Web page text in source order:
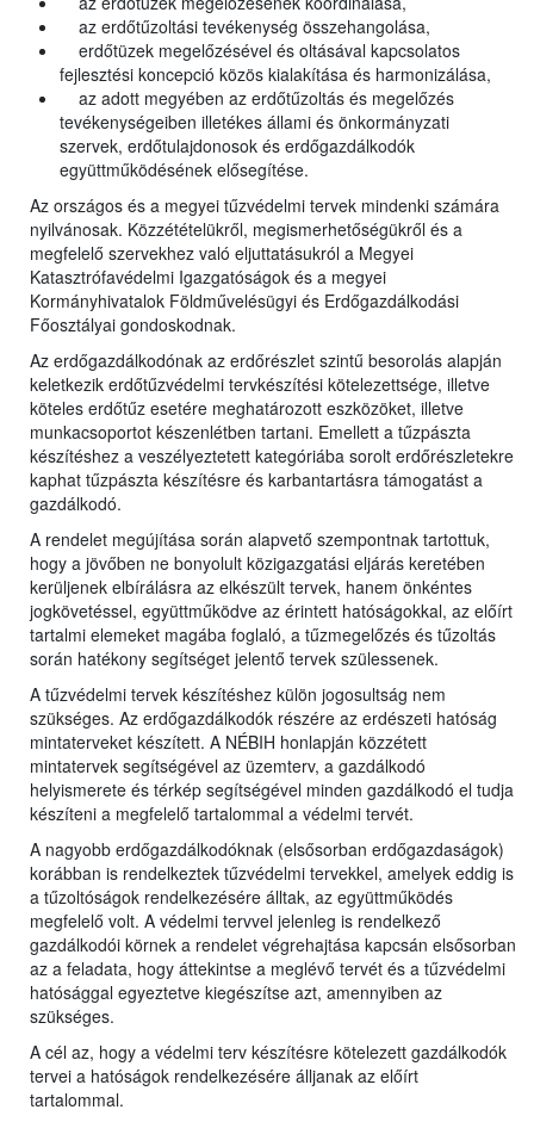
az erdőtűzoltási tevékenység összehangolása,
erdőtüzek megelőzésével és oltásával kapcsolatos
fejlesztési koncepció közös kialakítása és harmonizálása,
az adott megyében az erdőtűzoltás és megelőzés
tevékenységeiben illetékes állami és önkormányzati
szervek, erdőtulajdonosok és erdőgazdálkodók
együttműködésének elősegítése.
Az országos és a megyei tűzvédelmi tervek mindenki számára
nyilvánosak. Közzétételükről, megismerhetőségükről és a
megfelelő szervekhez való eljuttatásukról a Megyei
Katasztrófavédelmi Igazgatóságok és a megyei
Kormányhivatalok Földművelésügyi és Erdőgazdálkodási
Főosztályai gondoskodnak.
Az erdőgazdálkodónak az erdőrészlet szintű besorolás alapján
keletkezik erdőtűzvédelmi tervkészítési kötelezettsége, illetve
köteles erdőtűz esetére meghatározott eszközöket, illetve
munkacsoportot készenlétben tartani. Emellett a tűzpászta
készítéshez a veszélyeztetett kategóriába sorolt erdőrészletekre
kaphat tűzpászta készítésre és karbantartásra támogatást a
gazdálkodó.
A rendelet megújítása során alapvető szempontnak tartottuk,
hogy a jövőben ne bonyolult közigazgatási eljárás keretében
kerüljenek elbírálásra az elkészült tervek, hanem önkéntes
jogkövetéssel, együttműködve az érintett hatóságokkal, az előírt
tartalmi elemeket magába foglaló, a tűzmegelőzés és tűzoltás
során hatékony segítséget jelentő tervek szülessenek.
A tűzvédelmi tervek készítéshez külön jogosultság nem
szükséges. Az erdőgazdálkodók részére az erdészeti hatóság
mintaterveket készített. A NÉBIH honlapján közzétett
mintatervek segítségével az üzemterv, a gazdálkodó
helyismerete és térkép segítségével minden gazdálkodó el tudja
készíteni a megfelelő tartalommal a védelmi tervét.
A nagyobb erdőgazdálkodóknak (elsősorban erdőgazdaságok)
korábban is rendelkeztek tűzvédelmi tervekkel, amelyek eddig is
a tűzoltóságok rendelkezésére álltak, az együttműködés
megfelelő volt. A védelmi tervvel jelenleg is rendelkező
gazdálkodói körnek a rendelet végrehajtása kapcsán elsősorban
az a feladata, hogy áttekintse a meglévő tervét és a tűzvédelmi
hatósággal egyeztetve kiegészítse azt, amennyiben az
szükséges.
A cél az, hogy a védelmi terv készítésre kötelezett gazdálkodók
tervei a hatóságok rendelkezésére álljanak az előírt
tartalommal.